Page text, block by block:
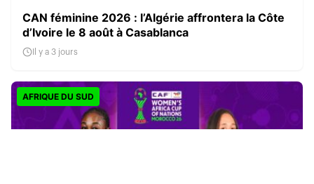
CAN féminine 2026 : l’Algérie affrontera la Côte
d’Ivoire le 8 août à Casablanca
Il y a 3 jours
AFRIQUE DU SUD